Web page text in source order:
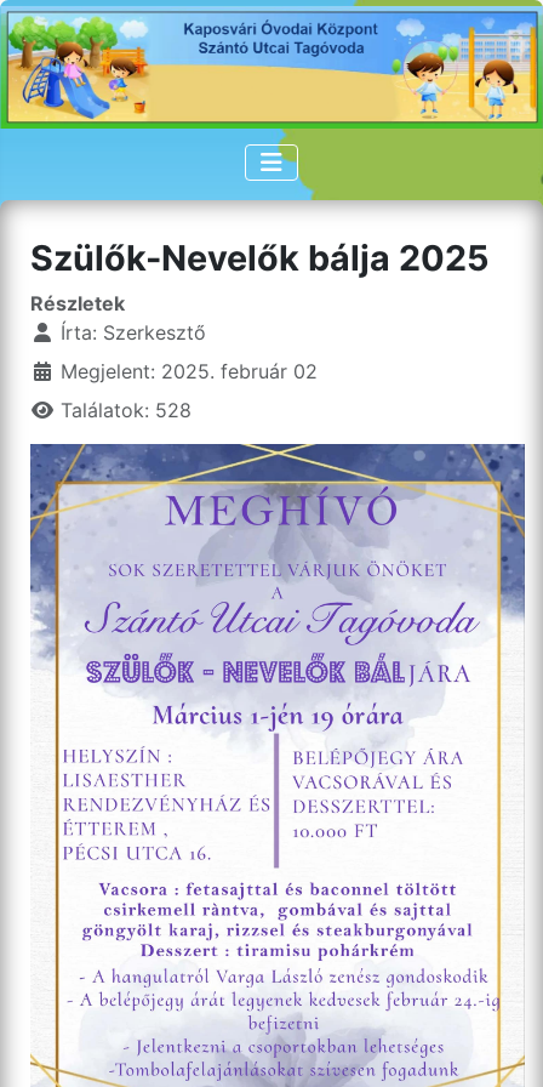
Szülők-Nevelők bálja 2025
Részletek
Írta: Szerkesztő
Megjelent: 2025. február 02
Találatok: 528